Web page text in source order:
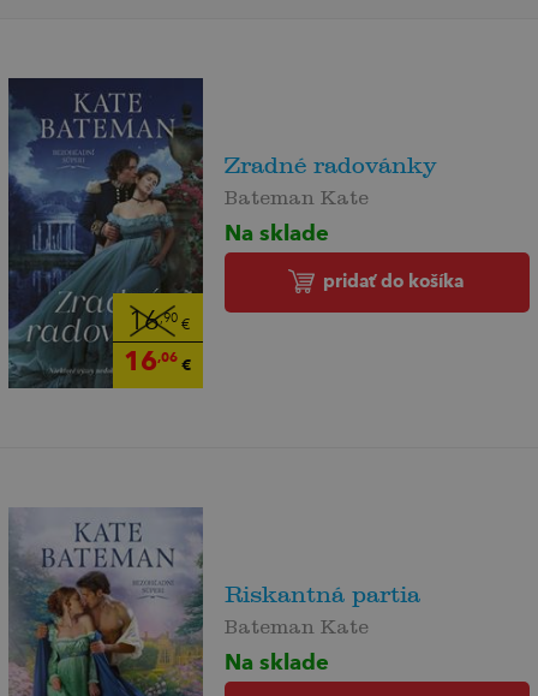
16,90€
16,06€
Zradné radovánky
Bateman Kate
Na sklade
pridať do košíka
Riskantná partia
Bateman Kate
Na sklade